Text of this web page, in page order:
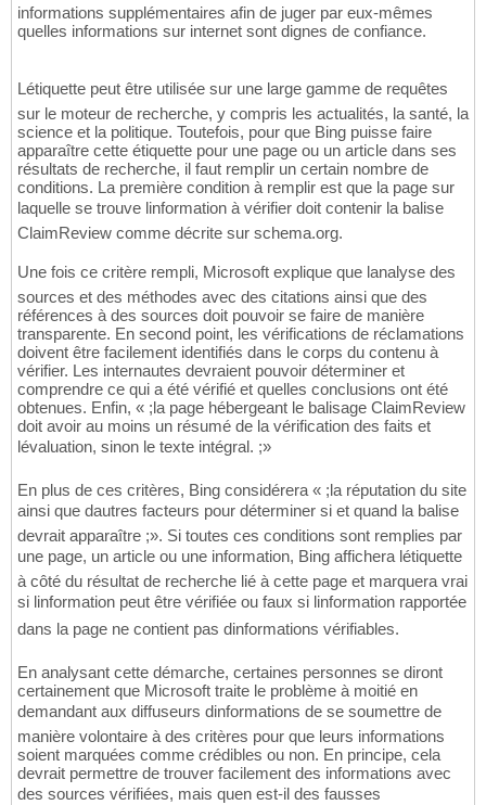
informations supplémentaires afin de juger par eux-mêmes
quelles informations sur internet sont dignes de confiance.
Létiquette peut être utilisée sur une large gamme de requêtes
sur le moteur de recherche, y compris les actualités, la santé, la
science et la politique. Toutefois, pour que Bing puisse faire
apparaître cette étiquette pour une page ou un article dans ses
résultats de recherche, il faut remplir un certain nombre de
conditions. La première condition à remplir est que la page sur
laquelle se trouve linformation à vérifier doit contenir la balise
ClaimReview comme décrite sur schema.org.
Une fois ce critère rempli, Microsoft explique que lanalyse des
sources et des méthodes avec des citations ainsi que des
références à des sources doit pouvoir se faire de manière
transparente. En second point, les vérifications de réclamations
doivent être facilement identifiés dans le corps du contenu à
vérifier. Les internautes devraient pouvoir déterminer et
comprendre ce qui a été vérifié et quelles conclusions ont été
obtenues. Enfin, « ;la page hébergeant le balisage ClaimReview
doit avoir au moins un résumé de la vérification des faits et
lévaluation, sinon le texte intégral. ;»
En plus de ces critères, Bing considérera « ;la réputation du site
ainsi que dautres facteurs pour déterminer si et quand la balise
devrait apparaître ;». Si toutes ces conditions sont remplies par
une page, un article ou une information, Bing affichera létiquette
à côté du résultat de recherche lié à cette page et marquera vrai
si linformation peut être vérifiée ou faux si linformation rapportée
dans la page ne contient pas dinformations vérifiables.
En analysant cette démarche, certaines personnes se diront
certainement que Microsoft traite le problème à moitié en
demandant aux diffuseurs dinformations de se soumettre de
manière volontaire à des critères pour que leurs informations
soient marquées comme crédibles ou non. En principe, cela
devrait permettre de trouver facilement des informations avec
des sources vérifiées, mais quen est-il des fausses